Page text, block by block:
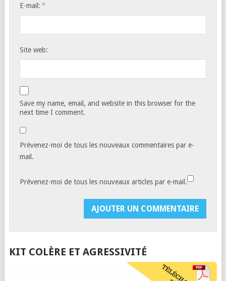
E-mail: *
Site web:
Save my name, email, and website in this browser for the
next time I comment.
Prévenez-moi de tous les nouveaux commentaires par e-
mail.
Prévenez-moi de tous les nouveaux articles par e-mail.
KIT COLÈRE ET AGRESSIVITÉ